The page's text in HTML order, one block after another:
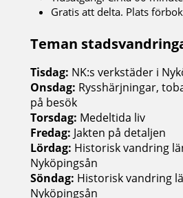
Gratis att delta. Plats
Teman
Tisdag: NK:s verkstäder i
Onsdag: Rysshärjningar,
på besök
Torsdag: Medeltida liv
Fredag: Jakten på detaljen
Lördag: Historisk vandring
Nyköpingsån
Söndag: Historisk vandring
Nyköpingsån